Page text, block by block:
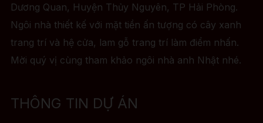
Dương Quan, Huyện Thủy Nguyên, TP Hải Phòng.
Ngôi nhà thiết kế với mặt tiền ấn tượng có cây xanh
trang trí và hệ cửa, lam gỗ trang trí làm điểm nhấn.
Mời quý vị cùng tham khảo ngôi nhà anh Nhật nhé.
THÔNG TIN DỰ ÁN